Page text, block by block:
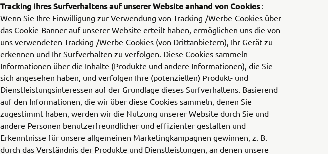
Tracking Ihres Surfverhaltens auf unserer Website anhand von Cookies:
Wenn Sie Ihre Einwilligung zur Verwendung von Tracking-/Werbe-Cookies über
das Cookie-Banner auf unserer Website erteilt haben, ermöglichen uns die von
uns verwendeten Tracking-/Werbe-Cookies (von Drittanbietern), Ihr Gerät zu
erkennen und Ihr Surfverhalten zu verfolgen. Diese Cookies sammeln
Informationen über die Inhalte (Produkte und andere Informationen), die Sie
sich angesehen haben, und verfolgen Ihre (potenziellen) Produkt- und
Dienstleistungsinteressen auf der Grundlage dieses Surfverhaltens. Basierend
auf den Informationen, die wir über diese Cookies sammeln, denen Sie
zugestimmt haben, werden wir die Nutzung unserer Website durch Sie und
andere Personen benutzerfreundlicher und effizienter gestalten und
Erkenntnisse für unsere allgemeinen Marketingkampagnen gewinnen, z. B.
durch das Verständnis der Produkte und Dienstleistungen, an denen unsere